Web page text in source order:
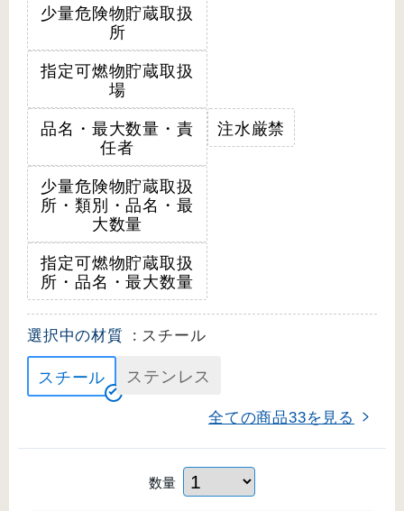
少量危険物貯蔵取扱
所
指定可燃物貯蔵取扱
場
品名・最大数量・責
任者
注水厳禁
少量危険物貯蔵取扱
所・類別・品名・最
大数量
指定可燃物貯蔵取扱
所・品名・最大数量
選択中の材質 : スチール
スチール ステンレス
全ての商品33を見る
数量